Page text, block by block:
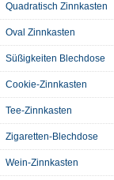
Quadratisch Zinnkasten
Oval Zinnkasten
Süßigkeiten Blechdose
Cookie-Zinnkasten
Tee-Zinnkasten
Zigaretten-Blechdose
Wein-Zinnkasten